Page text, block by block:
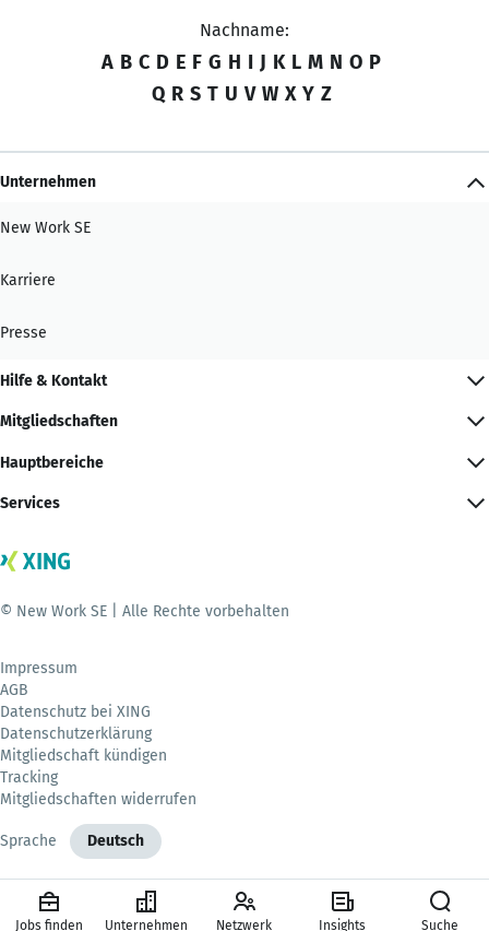
Nachname:
A B C D E F G H I J K L M N O P
Q R S T U V W X Y Z
Unternehmen
New Work SE
Karriere
Presse
Hilfe & Kontakt
Mitgliedschaften
Hauptbereiche
Services
© New Work SE | Alle Rechte vorbehalten
Impressum
AGB
Datenschutz bei XING
Datenschutzerklärung
Mitgliedschaft kündigen
Tracking
Mitgliedschaften widerrufen
Sprache Deutsch
Jobs finden Unternehmen Netzwerk Insights Suche